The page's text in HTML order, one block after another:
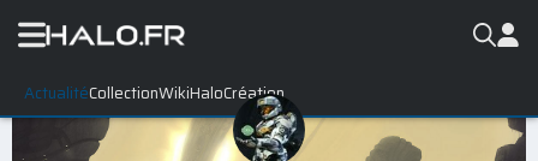
ActualitéCollectionWikiHaloCréation